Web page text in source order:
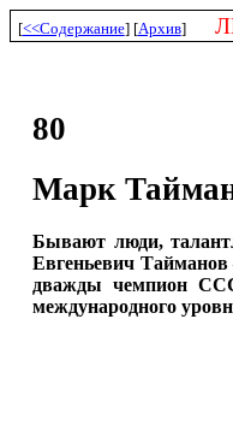
[<<Содержание] [Архив]
80
Марк
Бывают люди,
Евгеньевич
дважды чемпион
международного